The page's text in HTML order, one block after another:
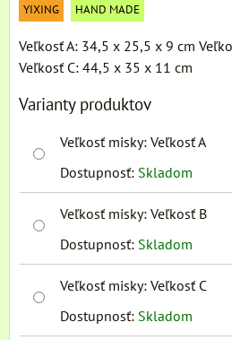
YIXING HAND MADE
Veľkosť A: 34,5 x 25,5 x 9 cm
Veľkosť C: 44,5 x 35 x 11 cm
Varianty produktov
Veľkosť misky: Veľkosť A
Dostupnosť: Skladom
Veľkosť misky: Veľkosť B
Dostupnosť: Skladom
Veľkosť misky: Veľkosť C
Dostupnosť: Skladom